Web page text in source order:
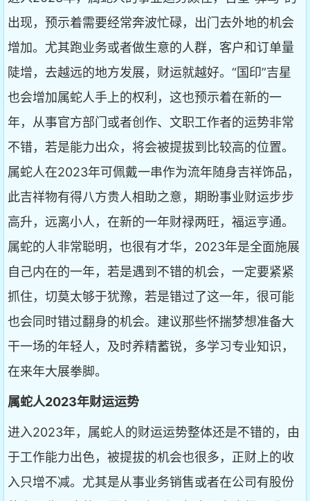
出现，预示着需要经常奔波忙碌，出门去外地的机会
增加。尤其跑业务或者做生意的人群，客户和订单量
陡增，去越远的地方发展，财运就越好。“国印”吉星
也会增加属蛇人手上的权利，这也预示着在新的一
年，从事官方部门或者创作、文职工作者的运势非常
不错，若是能力出众，将会被提拔到比较高的位置。
属蛇人在2023年可佩戴一串作为流年随身吉祥饰品，
此吉祥物有得八方贵人相助之意，期盼事业财运步步
高升，远离小人，在新的一年财禄两旺，福运亨通。
属蛇的人非常聪明，也很有才华，2023年是全面施展
自己内在的一年，若是遇到不错的机会，一定要紧紧
抓住，切莫太够于犹豫，若是错过了这一年，很可能
也会同时错过翻身的机会。建议那些怀揣梦想准备大
干一场的年轻人，及时养精蓄锐，多学习专业知识，
在来年大展拳脚。
属蛇人2023年财运运势
进入2023年，属蛇人的财运运势整体还是不错的，由
于工作能力出色，被提拔的机会也很多，正财上的收
入只增不减。尤其是从事业务销售或者在公司有股份